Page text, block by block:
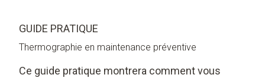
GUIDE PRATIQUE
Thermographie en maintenance préventive
Ce guide pratique montrera comment vous